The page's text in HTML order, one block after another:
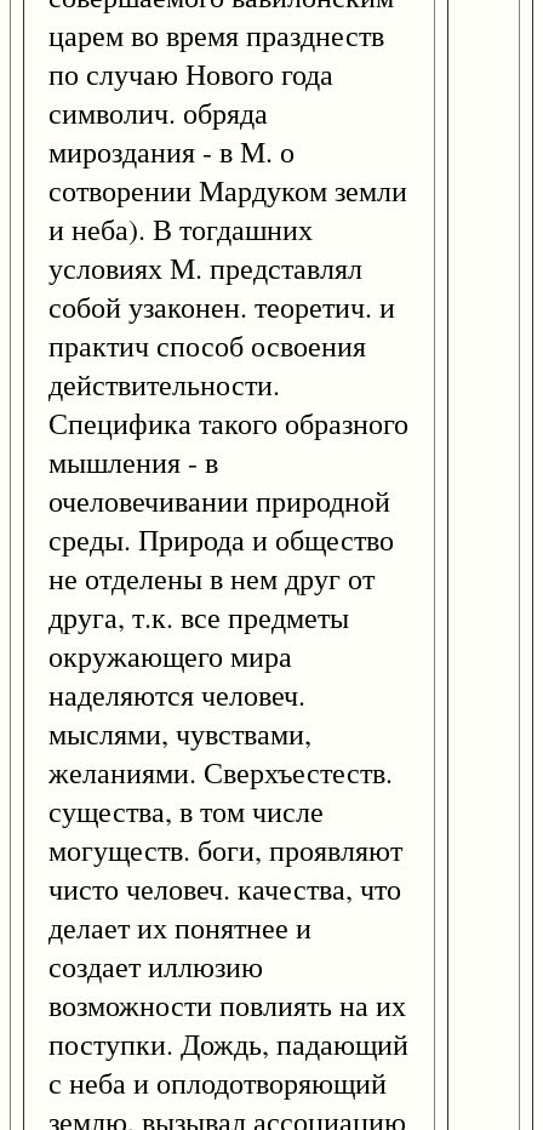
царем во время празднеств
по случаю Нового года
символич. обряда
мироздания - в М. о
сотворении Мардуком земли
и неба). В тогдашних
условиях М. представлял
собой узаконен. теоретич. и
практич способ освоения
действительности.
Специфика такого образного
мышления - в
очеловечивании природной
среды. Природа и общество
не отделены в нем друг от
друга, т.к. все предметы
окружающего мира
наделяются человеч.
мыслями, чувствами,
желаниями. Сверхъестеств.
существа, в том числе
могуществ. боги, проявляют
чисто человеч. качества, что
делает их понятнее и
создает иллюзию
возможности повлиять на их
поступки. Дождь, падающий
с неба и оплодотворяющий
землю, вызывал ассоциацию